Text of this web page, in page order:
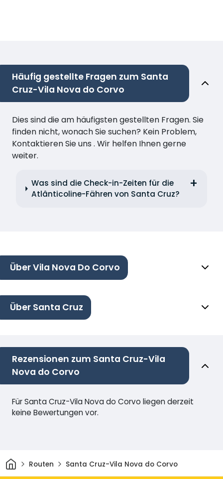
Häufig gestellte Fragen zum Santa
Cruz-Vila Nova do Corvo
Dies sind die am häufigsten gestellten Fragen. Sie
finden nicht, wonach Sie suchen? Kein Problem,
Kontaktieren Sie uns . Wir helfen Ihnen gerne
weiter.
Was sind die Check-in-Zeiten für die
Atlânticoline-Fähren von Santa Cruz?
Über Vila Nova Do Corvo
Über Santa Cruz
Rezensionen zum Santa Cruz-Vila
Nova do Corvo
Für Santa Cruz-Vila Nova do Corvo liegen derzeit
keine Bewertungen vor.
HeimRouten Santa Cruz-Vila Nova do Corvo